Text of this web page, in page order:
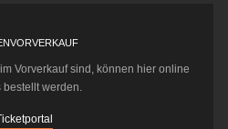
Vorverkauf sind, können hier online
bestellt werden.